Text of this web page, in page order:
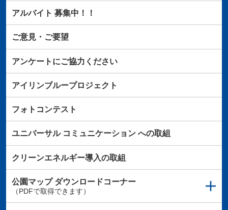
アルバイト 募集中！！
ご意見・ご要望
アンケートにご協力ください
アイリンブループロジェクト
フォトコンテスト
ユニバーサルコミュニケーションへの取組
クリーンエネルギー導入の取組
公園マップダウンロードコーナー
（PDFで取得できます）